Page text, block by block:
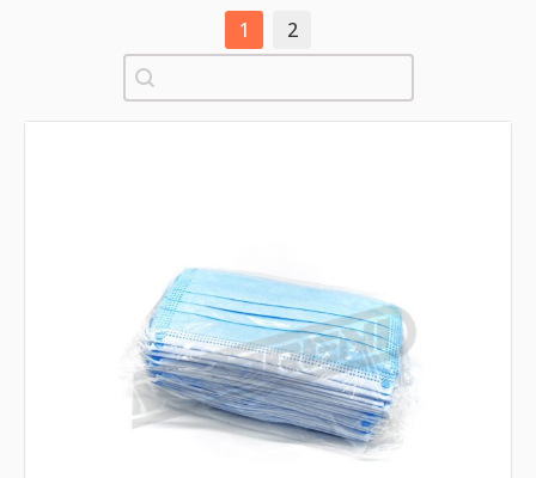
1
2
Pretraži